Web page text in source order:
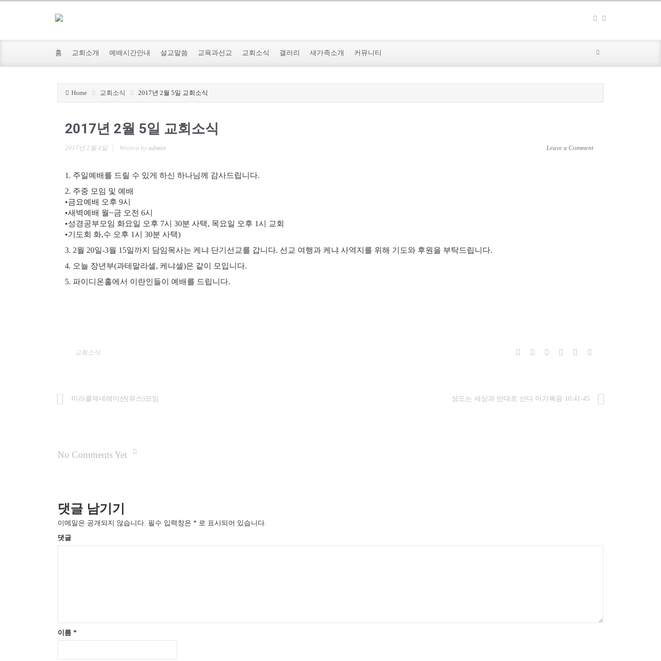
홈 교회소개 예배시간안내 설교말씀 교육과선교 교회소식 갤러리 새가족소개 커뮤니티
Home 교회소식 2017년 2월 5일 교회소식
2017년 2월 5일 교회소식
2017년 2월 4일 Leave a Comment
Written by admin
1. 주일예배를 드릴 수 있게 하신 하나님께 감사드립니다.
2. 주중 모임 및 예배
•금요예배 오후 9시
•새벽예배 월~금 오전 6시
•성경공부모임 화요일 오후 7시 30분 사택, 목요일 오후 1시 교회
•기도회 화,수 오후 1시 30분 사택)
3. 2월 20일-3월 15일까지 담임목사는 케냐 단기선교를 갑니다. 선교 여행과 케냐 사역지를 위해 기도와 후원을 부탁드립니다.
4. 오늘 장년부(과테말라셀, 케냐셀)은 같이 모입니다.
5. 파이디온홀에서 이란인들이 예배를 드립니다.
교회소식
미라클제네레이션(유스)모임 성도는 세상과 반대로 산다 마가복음 10:41-45
No Comments Yet
댓글 남기기
이메일은 공개되지 않습니다. 필수 입력창은 * 로 표시되어 있습니다.
댓글
이름 *